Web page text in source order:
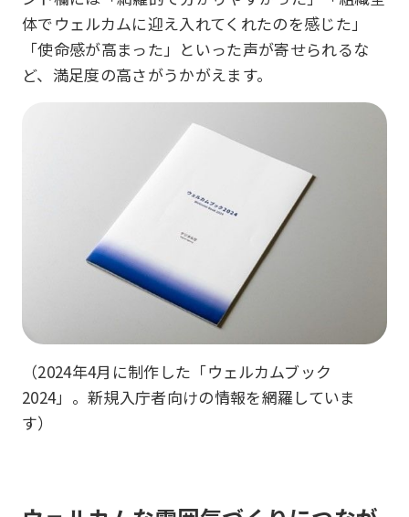
体でウェルカムに迎え入れてくれたのを感じた」
「使命感が高まった」といった声が寄せられるな
ど、満足度の高さがうかがえます。
（2024年4月に制作した「ウェルカムブック
2024」。新規入庁者向けの情報を網羅していま
す）